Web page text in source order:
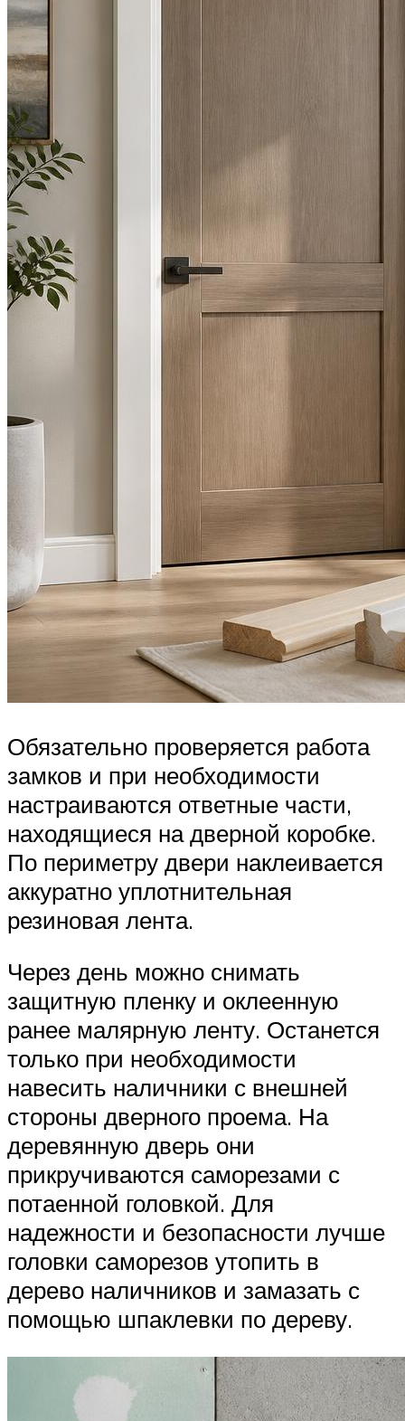
Обязательно проверяется работа
замков и при необходимости
настраиваются ответные части,
находящиеся на дверной коробке.
По периметру двери наклеивается
аккуратно уплотнительная
резиновая лента.
Через день можно снимать
защитную пленку и оклеенную
ранее малярную ленту. Останется
только при необходимости
навесить наличники с внешней
стороны дверного проема. На
деревянную дверь они
прикручиваются саморезами с
потаенной головкой. Для
надежности и безопасности лучше
головки саморезов утопить в
дерево наличников и замазать с
помощью шпаклевки по дереву.